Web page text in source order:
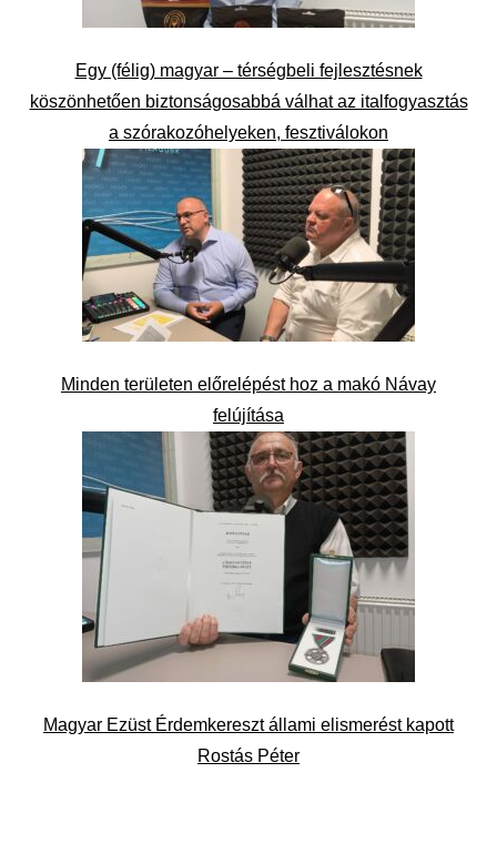
Egy (félig) magyar – térségbeli fejlesztésnek
köszönhetően biztonságosabbá válhat az italfogyasztás
a szórakozóhelyeken, fesztiválokon
Minden területen előrelépést hoz a makó Návay
felújítása
Magyar Ezüst Érdemkereszt állami elismerést kapott
Rostás Péter